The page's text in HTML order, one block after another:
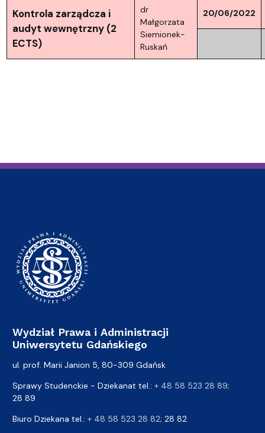
Kontrola zarządcza i
audyt wewnętrzny (2
ECTS)
dr
Małgorzata
Siemionek-
Ruskań
20/06/2022
Wydział Prawa i Administracji
Uniwersytetu Gdańskiego
ul. prof. Marii Janion 5, 80-309 Gdańsk
Sprawy Studenckie - Dziekanat tel.: + 48 58 523 28 89;
28 89
Biuro Dziekana tel.: + 48 58 523 28 82; 28 82